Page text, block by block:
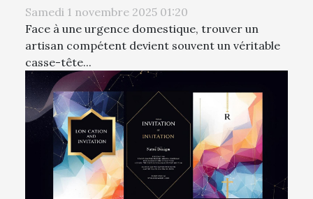
Samedi 1 novembre 2025 01:20
Face à une urgence domestique, trouver un
artisan compétent devient souvent un véritable
casse-tête...